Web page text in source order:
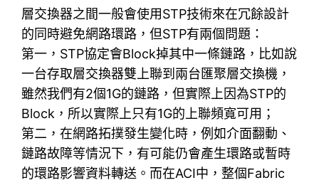
層交換器之間一般會使用STP技術來在冗餘設計
的同時避免網路環路，但STP有兩個問題：
第一，STP協定會Block掉其中一條鏈路，比如說
一台存取層交換器雙上聯到兩台匯聚層交換機，
雖然我們有2個1G的鏈路，但實際上因為STP的
Block，所以實際上只有1G的上聯頻寬可用；
第二，在網路拓撲發生變化時，例如介面翻動、
鏈路故障等情況下，有可能仍會產生環路或暫時
的環路影響資料轉送。而在ACI中，整個Fabric